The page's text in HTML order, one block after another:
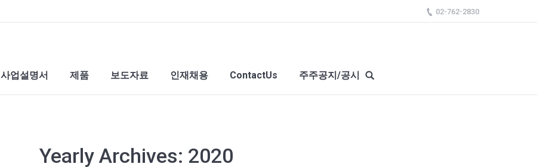
02-762-2830
사업설명서 제품 보도자료 인재채용 ContactUs 주주공지/공시
Yearly Archives: 2020